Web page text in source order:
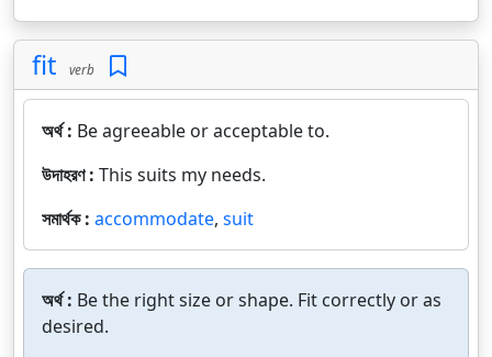
fit verb
অর্থ : Be agreeable or acceptable to.
উদাহরণ : This suits my needs.
সমার্থক : accommodate, suit
অর্থ : Be the right size or shape. Fit correctly or as
desired.